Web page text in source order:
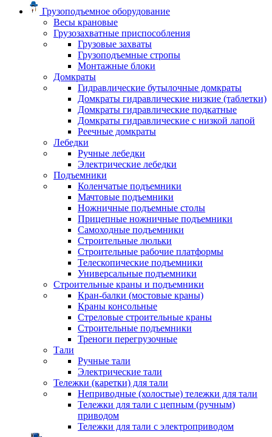
Грузоподъемное оборудование
Весы крановые
Грузозахватные приспособления
Грузовые захваты
Грузоподъемные стропы
Монтажные блоки
Домкраты
Гидравлические бутылочные домкраты
Домкраты гидравлические низкие (таблетки)
Домкраты гидравлические подкатные
Домкраты гидравлические с низкой лапой
Реечные домкраты
Лебедки
Ручные лебедки
Электрические лебедки
Подъемники
Коленчатые подъемники
Мачтовые подъемники
Ножничные подъемные столы
Прицепные ножничные подъемники
Самоходные подъемники
Строительные люльки
Строительные рабочие платформы
Телескопические подъемники
Универсальные подъемники
Строительные краны и подъемники
Кран-балки (мостовые краны)
Краны консольные
Стреловые строительные краны
Строительные подъемники
Треноги перегрузочные
Тали
Ручные тали
Электрические тали
Тележки (каретки) для тали
Неприводные (холостые) тележки для тали
Тележки для тали с цепным (ручным)
приводом
Тележки для тали с электроприводом